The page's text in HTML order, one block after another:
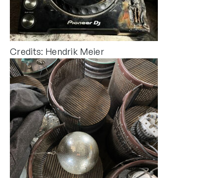
Credits: Hendrik Meier